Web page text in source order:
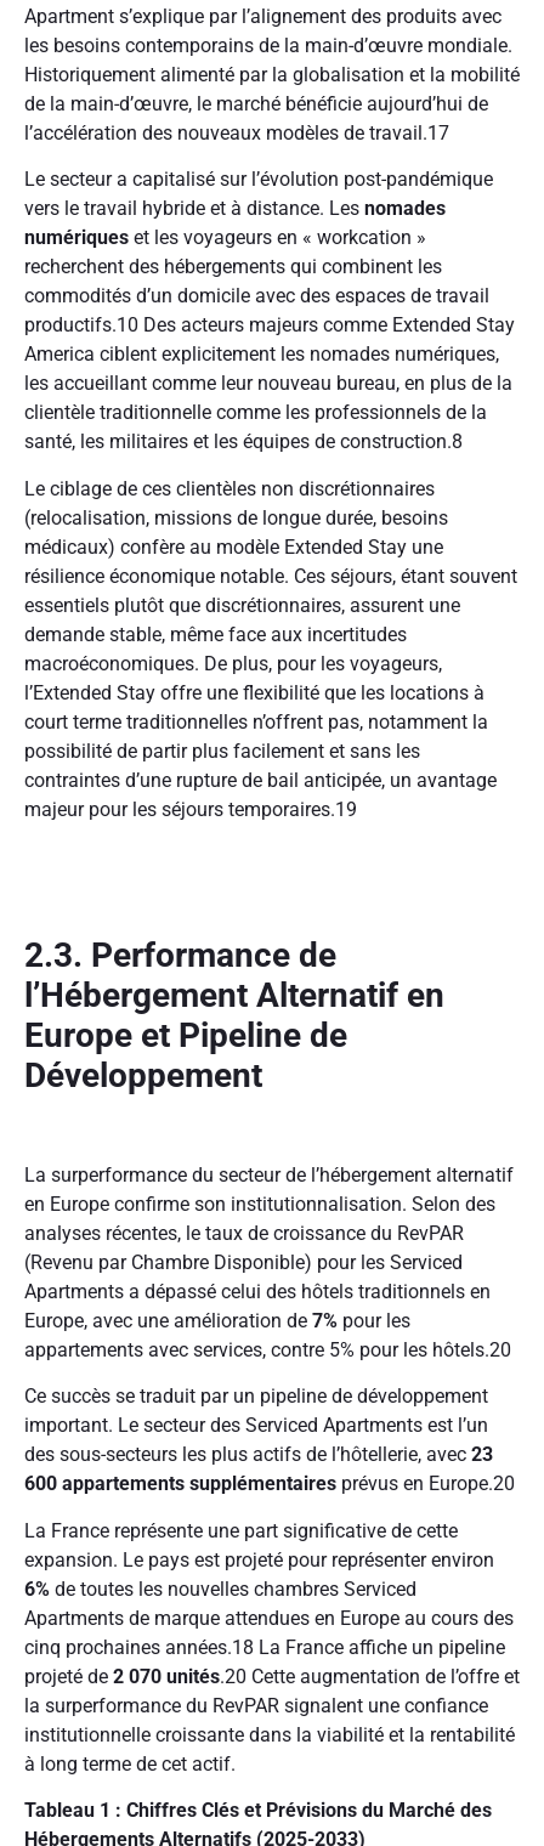
Apartment s’explique par l’alignement des produits avec
les besoins contemporains de la main-d’œuvre mondiale.
Historiquement alimenté par la globalisation et la mobilité
de la main-d’œuvre, le marché bénéficie aujourd’hui de
l’accélération des nouveaux modèles de travail.17
Le secteur a capitalisé sur l’évolution post-pandémique
vers le travail hybride et à distance. Les nomades
numériques et les voyageurs en « workcation »
recherchent des hébergements qui combinent les
commodités d’un domicile avec des espaces de travail
productifs.10 Des acteurs majeurs comme Extended Stay
America ciblent explicitement les nomades numériques,
les accueillant comme leur nouveau bureau, en plus de la
clientèle traditionnelle comme les professionnels de la
santé, les militaires et les équipes de construction.8
Le ciblage de ces clientèles non discrétionnaires
(relocalisation, missions de longue durée, besoins
médicaux) confère au modèle Extended Stay une
résilience économique notable. Ces séjours, étant souvent
essentiels plutôt que discrétionnaires, assurent une
demande stable, même face aux incertitudes
macroéconomiques. De plus, pour les voyageurs,
l’Extended Stay offre une flexibilité que les locations à
court terme traditionnelles n’offrent pas, notamment la
possibilité de partir plus facilement et sans les
contraintes d’une rupture de bail anticipée, un avantage
majeur pour les séjours temporaires.19
2.3. Performance de
l’Hébergement Alternatif en
Europe et Pipeline de
Développement
La surperformance du secteur de l’hébergement alternatif
en Europe confirme son institutionnalisation. Selon des
analyses récentes, le taux de croissance du RevPAR
(Revenu par Chambre Disponible) pour les Serviced
Apartments a dépassé celui des hôtels traditionnels en
Europe, avec une amélioration de 7% pour les
appartements avec services, contre 5% pour les hôtels.20
Ce succès se traduit par un pipeline de développement
important. Le secteur des Serviced Apartments est l’un
des sous-secteurs les plus actifs de l’hôtellerie, avec 23
600 appartements supplémentaires prévus en Europe.20
La France représente une part significative de cette
expansion. Le pays est projeté pour représenter environ
6% de toutes les nouvelles chambres Serviced
Apartments de marque attendues en Europe au cours des
cinq prochaines années.18 La France affiche un pipeline
projeté de 2 070 unités.20 Cette augmentation de l’offre et
la surperformance du RevPAR signalent une confiance
institutionnelle croissante dans la viabilité et la rentabilité
à long terme de cet actif.
Tableau 1 : Chiffres Clés et Prévisions du Marché des
Hébergements Alternatifs (2025-2033)